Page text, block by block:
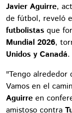
Javier Aguirre,
de fútbol, reveló
futbolistas que
Mundial 2026,
Unidos y Canadá.
"Tengo alrededor
Vamos en el
Aguirre en
amistoso contra